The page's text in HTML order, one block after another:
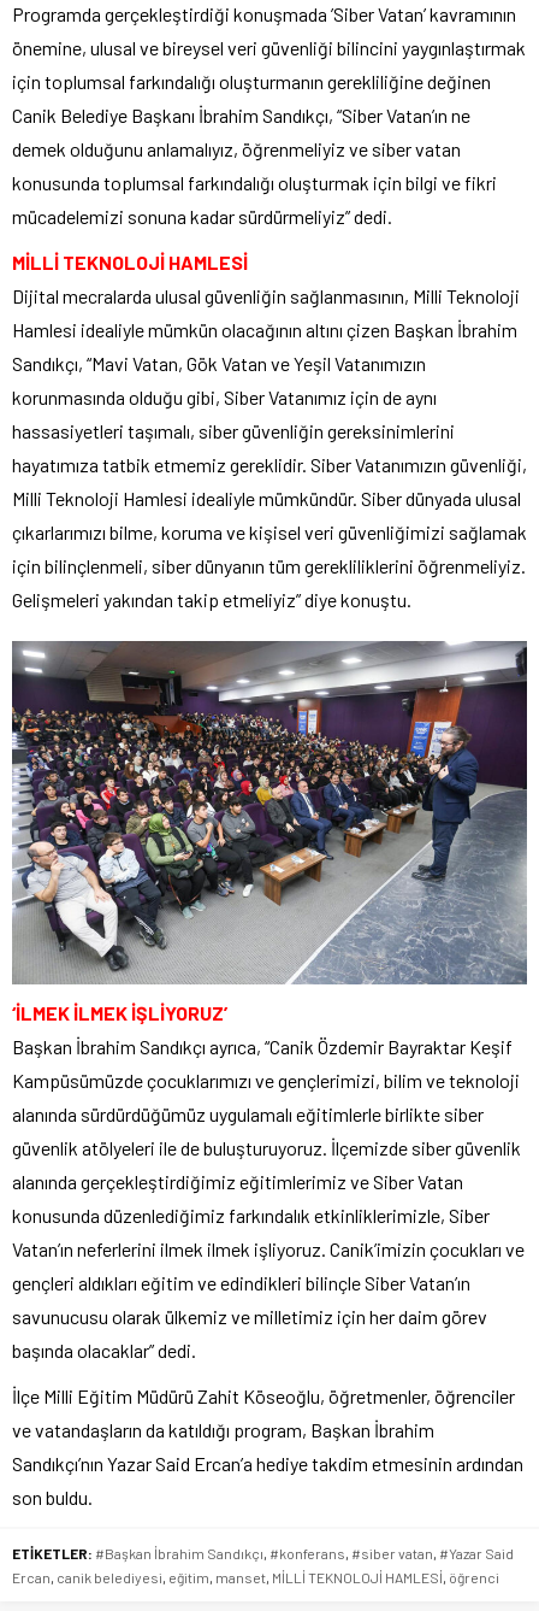
Programda gerçekleştirdiği konuşmada ’Siber Vatan’ kavramının
önemine, ulusal ve bireysel veri güvenliği bilincini yaygınlaştırmak
için toplumsal farkındalığı oluşturmanın gerekliliğine değinen
Canik Belediye Başkanı İbrahim Sandıkçı, “Siber Vatan’ın ne
demek olduğunu anlamalıyız, öğrenmeliyiz ve siber vatan
konusunda toplumsal farkındalığı oluşturmak için bilgi ve fikri
mücadelemizi sonuna kadar sürdürmeliyiz” dedi.
MİLLİ TEKNOLOJİ HAMLESİ
Dijital mecralarda ulusal güvenliğin sağlanmasının, Milli Teknoloji
Hamlesi idealiyle mümkün olacağının altını çizen Başkan İbrahim
Sandıkçı, “Mavi Vatan, Gök Vatan ve Yeşil Vatanımızın
korunmasında olduğu gibi, Siber Vatanımız için de aynı
hassasiyetleri taşımalı, siber güvenliğin gereksinimlerini
hayatımıza tatbik etmemiz gereklidir. Siber Vatanımızın güvenliği,
Milli Teknoloji Hamlesi idealiyle mümkündür. Siber dünyada ulusal
çıkarlarımızı bilme, koruma ve kişisel veri güvenliğimizi sağlamak
için bilinçlenmeli, siber dünyanın tüm gerekliliklerini öğrenmeliyiz.
Gelişmeleri yakından takip etmeliyiz” diye konuştu.
‘İLMEK İLMEK İŞLİYORUZ’
Başkan İbrahim Sandıkçı ayrıca, “Canik Özdemir Bayraktar Keşif
Kampüsümüzde çocuklarımızı ve gençlerimizi, bilim ve teknoloji
alanında sürdürdüğümüz uygulamalı eğitimlerle birlikte siber
güvenlik atölyeleri ile de buluşturuyoruz. İlçemizde siber güvenlik
alanında gerçekleştirdiğimiz eğitimlerimiz ve Siber Vatan
konusunda düzenlediğimiz farkındalık etkinliklerimizle, Siber
Vatan’ın neferlerini ilmek ilmek işliyoruz. Canik’imizin çocukları ve
gençleri aldıkları eğitim ve edindikleri bilinçle Siber Vatan’ın
savunucusu olarak ülkemiz ve milletimiz için her daim görev
başında olacaklar” dedi.
İlçe Milli Eğitim Müdürü Zahit Köseoğlu, öğretmenler, öğrenciler
ve vatandaşların da katıldığı program, Başkan İbrahim
Sandıkçı’nın Yazar Said Ercan’a hediye takdim etmesinin ardından
son buldu.
ETİKETLER: #Başkan İbrahim Sandıkçı, #konferans, #siber vatan, #Yazar Said
Ercan, canik belediyesi, eğitim, manset, MİLLİ TEKNOLOJİ HAMLESİ, öğrenci